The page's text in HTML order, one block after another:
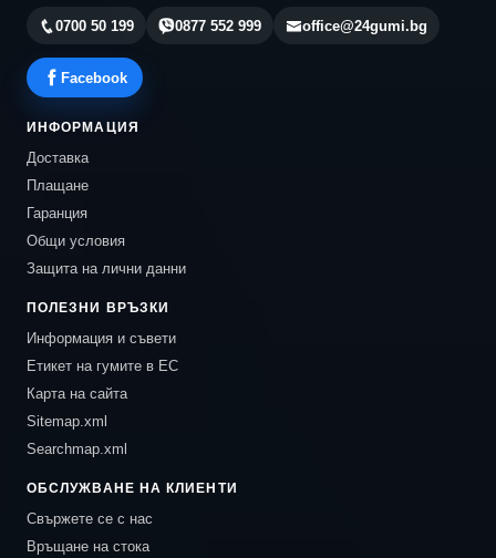
0700 50 199 0877 552 999 office@24gumi.bg
Facebook
ИНФОРМАЦИЯ
Доставка
Плащане
Гаранция
Общи условия
Защита на лични данни
ПОЛЕЗНИ ВРЪЗКИ
Информация и съвети
Етикет на гумите в ЕС
Карта на сайта
Sitemap.xml
Searchmap.xml
ОБСЛУЖВАНЕ НА КЛИЕНТИ
Свържете се с нас
Връщане на стока